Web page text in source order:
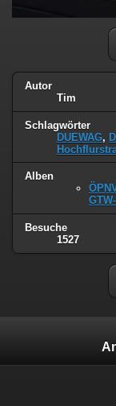
Autor
Tim
Schlagwörter
DUEWAG,
Alben
Besuche
1527